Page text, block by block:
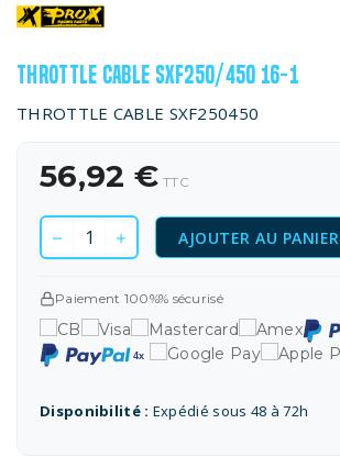
THROTTLE CABLE SXF250/450 16-1
THROTTLE CABLE SXF250450
56,92 € TTC
AJOUTER AU PANIER
Paiement 100%% sécurisé
Disponibilité : Expédié sous 48 à 72h